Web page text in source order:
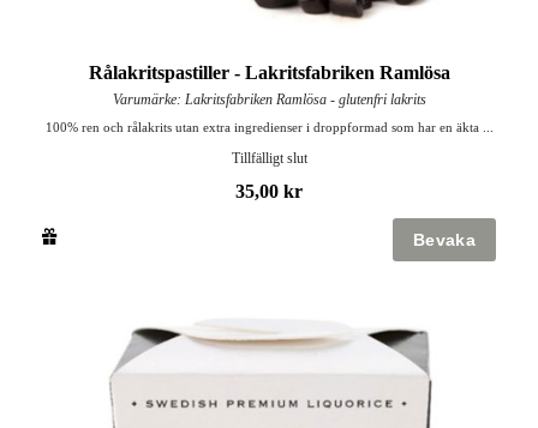
Rålakritspastiller - Lakritsfabriken Ramlösa
Varumärke: Lakritsfabriken Ramlösa - glutenfri lakrits
100% ren och rålakrits utan extra ingredienser i droppformad som har en äkta ...
Tillfälligt slut
35,00 kr